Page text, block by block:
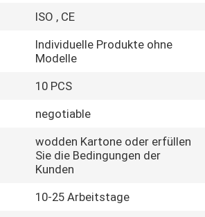
ISO , CE
Individuelle Produkte ohne
Modelle
10 PCS
negotiable
wodden Kartone oder erfüllen
Sie die Bedingungen der
Kunden
10-25 Arbeitstage